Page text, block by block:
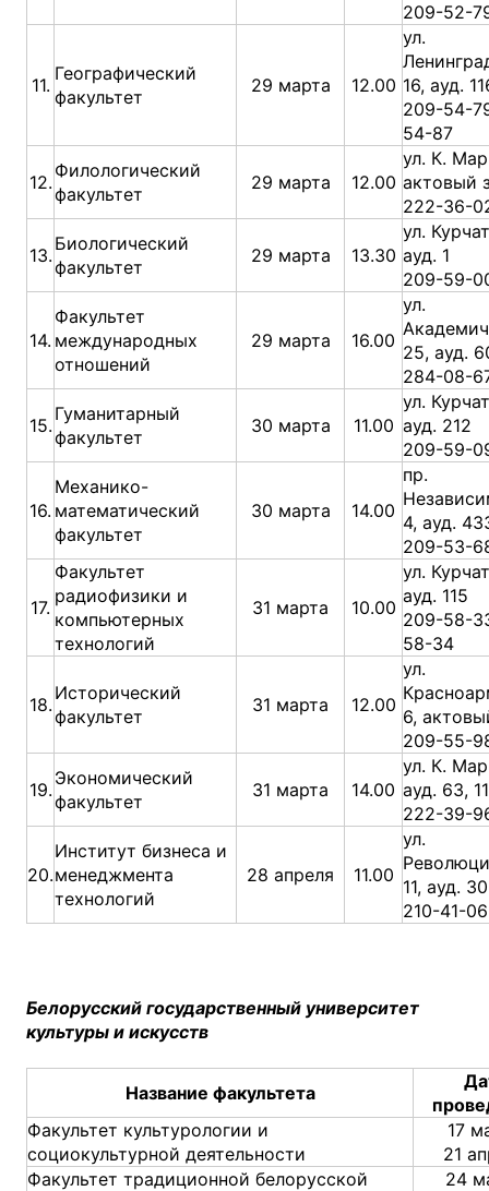
209-52-
11.
Географический
факультет
29 марта 12.00
ул.
16, ауд.
209-54-
54-87
12.
Филологический
факультет
29 марта 12.00
ул. К.
актовый
222-36-
13.
Биологический
факультет
29 марта 13.30
ул.
ауд. 1
209-59-
14.
Факультет
международных
отношений
29 марта 16.00
ул.
25, ауд.
284-08-
15.
Гуманитарный
факультет
30 марта 11.00
ул.
ауд. 212
209-59-
16.
Механико-
математический
факультет
30 марта 14.00
пр.
4, ауд.
209-53-
17.
Факультет
радиофизики и
компьютерных
технологий
31 марта 10.00
ул.
ауд. 115
209-58-
58-34
18.
Исторический
факультет
31 марта 12.00
ул.
6,
209-55-
19.
Экономический
факультет
31 марта 14.00
ул. К.
ауд. 63,
222-39-
20.
Институт бизнеса и
менеджмента
технологий
28 апреля 11.00
ул.
11, ауд.
210-41-06
Белорусский государственный университет
культуры и искусств
Название факультета
Факультет культурологии и
социокультурной деятельности
17
21
Факультет традиционной белорусской
24